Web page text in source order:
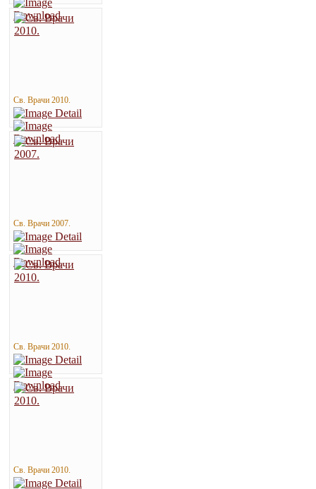
Св. Врачи 2010.
Св. Врачи 2007.
Св. Врачи 2010.
Св. Врачи 2010.